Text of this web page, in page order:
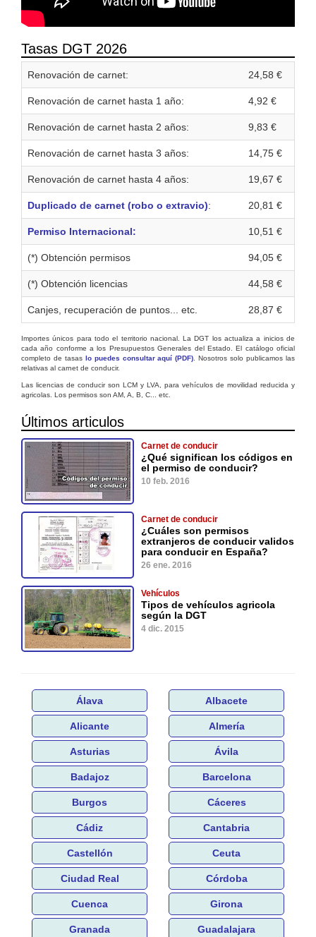
Tasas DGT 2026
Renovación de carnet: 24,58 €
Renovación de carnet hasta 1 año: 4,92 €
Renovación de carnet hasta 2 años: 9,83 €
Renovación de carnet hasta 3 años: 14,75 €
Renovación de carnet hasta 4 años: 19,67 €
Duplicado de carnet (robo o extravio): 20,81 €
Permiso Internacional: 10,51 €
(*) Obtención permisos 94,05 €
(*) Obtención licencias 44,58 €
Canjes, recuperación de puntos... etc. 28,87 €
Importes únicos para todo el territorio nacional. La DGT los actualiza a inicios de
cada año conforme a los Presupuestos Generales del Estado. El catálogo oficial
completo de tasas lo puedes consultar aquí (PDF) . Nosotros solo publicamos las
relativas al carnet de conducir.
Las licencias de conducir son LCM y LVA, para vehículos de movilidad reducida y
agricolas. Los permisos son AM, A, B, C... etc.
Últimos articulos
Carnet de conducir
¿Qué significan los códigos en
el permiso de conducir?
10 feb. 2016
Carnet de conducir
¿Cuáles son permisos
extranjeros de conducir validos
para conducir en España?
26 ene. 2016
Vehículos
Tipos de vehículos agricola
según la DGT
4 dic. 2015
Álava Albacete
Alicante Almería
Asturias Ávila
Badajoz Barcelona
Burgos Cáceres
Cádiz Cantabria
Castellón Ceuta
Ciudad Real Córdoba
Cuenca Girona
Granada Guadalajara